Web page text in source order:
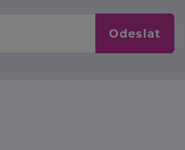
Odeslat